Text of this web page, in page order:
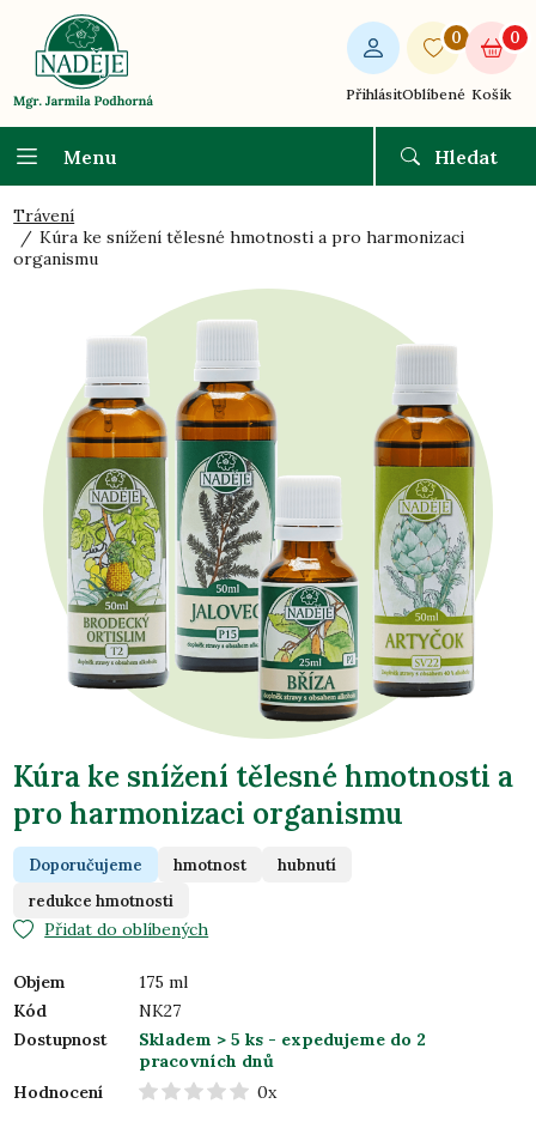
Přihlásit
0
Oblíbené
0
Košík
Menu Hledat
Trávení
Kúra ke snížení tělesné hmotnosti a pro harmonizaci
organismu
Kúra ke snížení tělesné hmotnosti a
pro harmonizaci organismu
Doporučujeme hmotnost
hubnutí
redukce hmotnosti
Přidat do oblíbených
Objem
175 ml
Kód
NK27
Dostupnost
Skladem > 5 ks - expedujeme do 2
pracovních dnů
Hodnocení
0x